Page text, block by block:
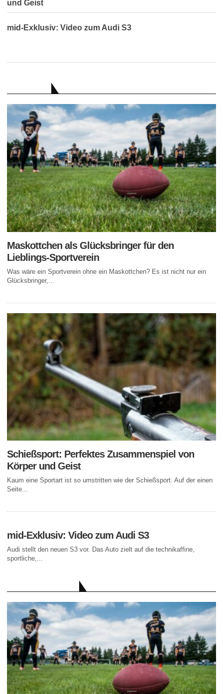
und Geist
mid-Exklusiv: Video zum Audi S3
Maskottchen als Glücksbringer für den
Lieblings-Sportverein
Was wäre ein Sportverein ohne ein Maskottchen? Es ist nicht nur ein
Glücksbringer,...
Schießsport: Perfektes Zusammenspiel von
Körper und Geist
Kaum eine Sportart ist so umstritten wie der Schießsport. Auf der einen
Seite...
mid-Exklusiv: Video zum Audi S3
Audi stellt den neuen S3 vor. Das Auto zielt auf die technikaffine,
sportliche,...